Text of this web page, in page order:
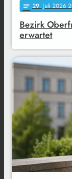
notes 29. Juli 2026
Bezirk
erwartet